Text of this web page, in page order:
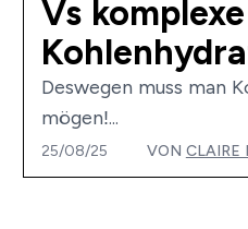
Vs komplexe
Deswegen muss man
mögen!...
25/08/25 VON CLAIRE